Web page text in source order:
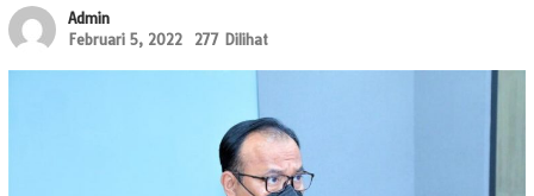
Admin
Februari 5, 2022
277 Dilihat